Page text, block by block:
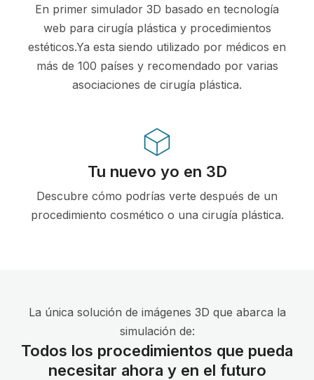
En primer simulador 3D basado en tecnología
web para cirugía plástica y procedimientos
estéticos.Ya esta siendo utilizado por médicos en
más de 100 países y recomendado por varias
asociaciones de cirugía plástica.
Tu nuevo yo en 3D
Descubre cómo podrías verte después de un
procedimiento cosmético o una cirugía plástica.
La única solución de imágenes 3D que abarca la
simulación de:
Todos los procedimientos que pueda
necesitar ahora y en el futuro